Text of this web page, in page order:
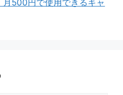
500円で使用できるキャ